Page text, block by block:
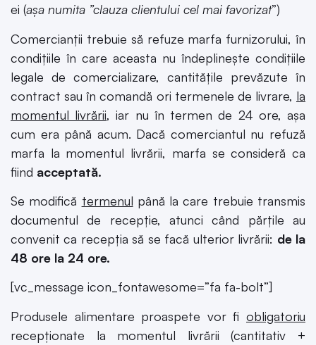
ei (așa numita ”clauza clientului cel mai favorizat”)
Comercianții trebuie să refuze marfa furnizorului, în
condiţiile în care aceasta nu îndeplineşte condiţiile
legale de comercializare, cantităţile prevăzute în
contract sau în comandă ori termenele de livrare, la
momentul livrării, iar nu în termen de 24 ore, așa
cum era până acum. Dacă comerciantul nu refuză
marfa la momentul livrării, marfa se consideră ca
fiind acceptată.
Se modifică termenul până la care trebuie transmis
documentul de recepție, atunci când părțile au
convenit ca recepția să se facă ulterior livrării: de la
48 ore la 24 ore.
[vc_message icon_fontawesome=”fa fa-bolt”]
Produsele alimentare proaspete vor fi obligatoriu
recepționate la momentul livrării (cantitativ +